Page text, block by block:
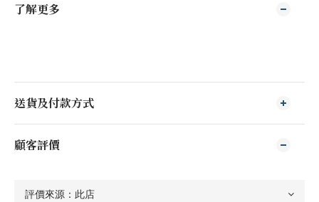
了解更多
送貨及付款方式
顧客評價